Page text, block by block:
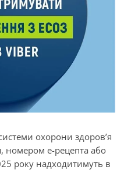
охорони здоровʼя
номером е-рецепта або
року надходитимуть в